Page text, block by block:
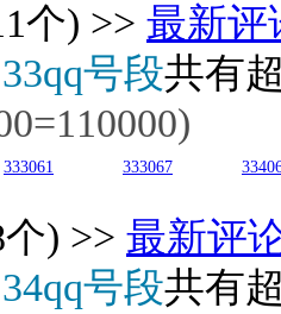
个) >> 最新评
号段共有
333061 333067
) >> 最新评
号段共有